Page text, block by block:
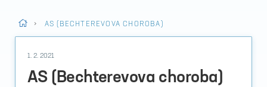
> AS (BECHTEREVOVA CHOROBA)
1. 2. 2021
AS (Bechterevova choroba)